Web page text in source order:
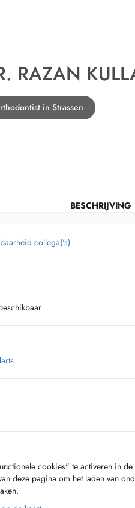
RAZAN
in Strassen
BESCHRIJVING
collega('s)
cookies" te activeren in
deze pagina om het laden van